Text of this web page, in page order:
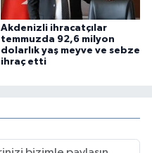
Akdenizli ihracatçılar
temmuzda 92,6 milyon
dolarlık yaş meyve ve sebze
ihraç etti